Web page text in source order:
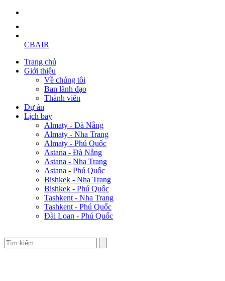
CBAIR
Trang chủ
Giới thiệu
Về chúng tôi
Ban lãnh đạo
Thành viên
Dự án
Lịch bay
Almaty - Đà Nẵng
Almaty - Nha Trang
Almaty - Phú Quốc
Astana - Đà Nẵng
Astana - Nha Trang
Astana - Phú Quốc
Bishkek - Nha Trang
Bishkek - Phú Quốc
Tashkent - Nha Trang
Tashkent - Phú Quốc
Đài Loan - Phú Quốc